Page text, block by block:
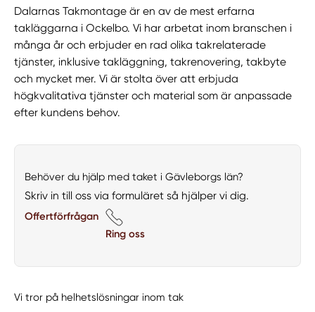
Dalarnas Takmontage är en av de mest erfarna
takläggarna i Ockelbo. Vi har arbetat inom branschen i
många år och erbjuder en rad olika takrelaterade
tjänster, inklusive takläggning, takrenovering, takbyte
och mycket mer. Vi är stolta över att erbjuda
högkvalitativa tjänster och material som är anpassade
efter kundens behov.
Behöver du hjälp med taket i Gävleborgs län?
Skriv in till oss via formuläret så hjälper vi dig.
Offertförfrågan
Ring oss
Vi tror på helhetslösningar inom tak